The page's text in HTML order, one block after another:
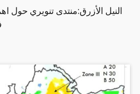
النيل الأزرق:منتدى تنويري حول